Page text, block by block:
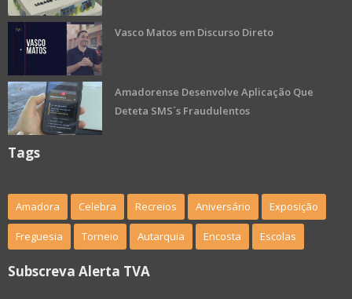
Vasco Matos em Discurso Direto
Amadorense Desenvolve Aplicação Que
Deteta SMS´s Fraudulentos
Tags
Amadora Celebra Recreios Aniversário Exposição
Freguesia Torneio Autarquia Encosta Escolas
Subscreva Alerta TVA